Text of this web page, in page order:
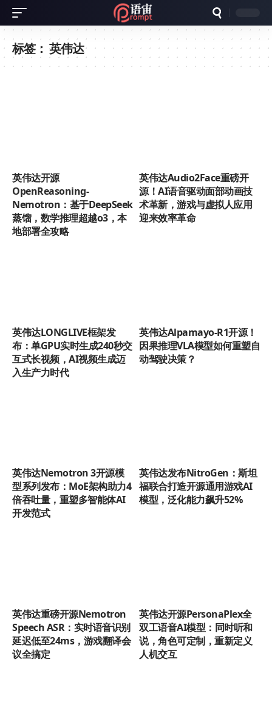
标签： 英伟达
英伟达开源
OpenReasoning-
Nemotron：基于DeepSeek
蒸馏，数学推理超越o3，本
地部署全攻略
英伟达Audio2Face重磅开
源！AI语音驱动面部动画技
术革新，游戏与虚拟人应用
迎来效率革命
英伟达LONGLIVE框架发
布：单GPU实时生成240秒交
互式长视频，AI视频生成迈
入生产力时代
英伟达Alpamayo-R1开源！
因果推理VLA模型如何重塑自
动驾驶决策？
英伟达Nemotron 3开源模
型系列发布：MoE架构助力4
倍吞吐量，重塑多智能体AI
开发范式
英伟达发布NitroGen：斯坦
福联合打造开源通用游戏AI
模型，泛化能力飙升52%
英伟达重磅开源Nemotron
Speech ASR：实时语音识别
延迟低至24ms，游戏翻译会
议全搞定
英伟达开源PersonaPlex全
双工语音AI模型：同时听和
说，角色可定制，重新定义
人机交互